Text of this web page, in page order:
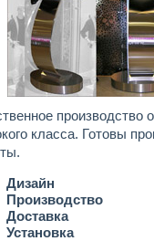
производство
класса. Готовы
Дизайн
Производство
Доставка
Установка